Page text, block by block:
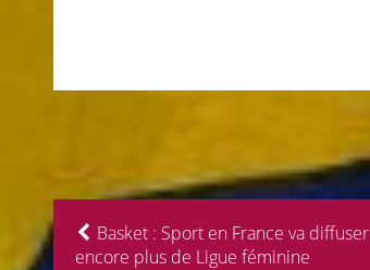
Basket : Sport en France va diffuser
encore plus de Ligue féminine